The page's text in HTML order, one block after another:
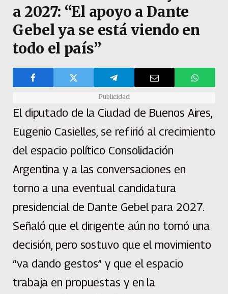
a 2027: “El apoyo a Dante
Gebel ya se está viendo en
todo el país”
Publicidad
El diputado de la Ciudad de Buenos Aires,
Eugenio Casielles, se refirió al crecimiento
del espacio político Consolidación
Argentina y a las conversaciones en
torno a una eventual candidatura
presidencial de Dante Gebel para 2027.
Señaló que el dirigente aún no tomó una
decisión, pero sostuvo que el movimiento
“va dando gestos” y que el espacio
trabaja en propuestas y en la